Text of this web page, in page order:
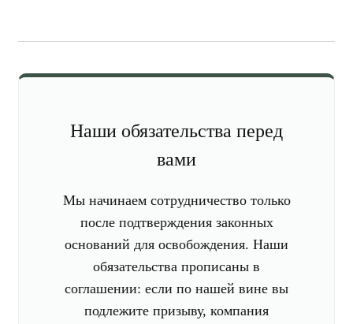
Наши обязательства перед
вами
Мы начинаем сотрудничество только
после подтверждения законных
оснований для освобождения. Наши
обязательства прописаны в
соглашении: если по нашей вине вы
подлежите призыву, компания